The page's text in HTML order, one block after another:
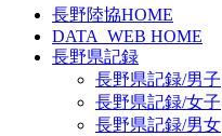
長野陸協HOME
DATA_WEB HOME
長野県記録
長野県記録/男子
長野県記録/女子
長野県記録/男女